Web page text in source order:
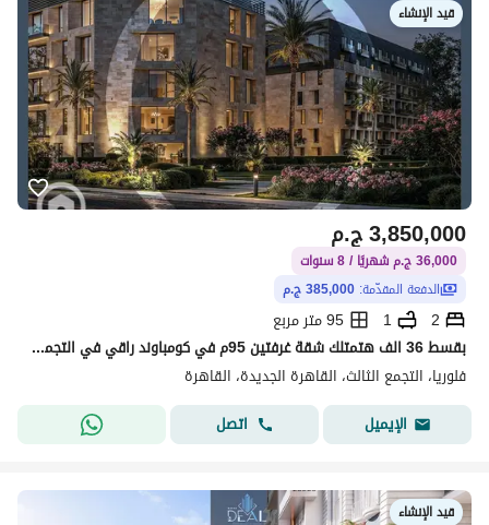
قيد الإنشاء
ج.م3,850,000
36,000 ج.م شهريًا / 8 سنوات
الدفعة المقدّمة: 385,000 ج.م
2
1
95 متر مربع
بقسط 36 الف هتمتلك شقة غرفتين 95م في كومباوند راقي في التجمع الخامس امام هايد بارك من شركة بسابقة اعمال علي ارض الواقع بقسط يصل الي 12سنة
فلوريا، التجمع الثالث، القاهرة الجديدة، القاهرة
الإيميل
اتصل
قيد الإنشاء